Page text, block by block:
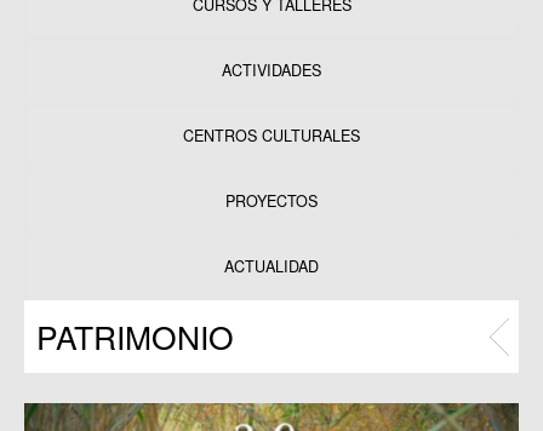
CURSOS Y TALLERES
ACTIVIDADES
CENTROS CULTURALES
PROYECTOS
Programas
ACTUALIDAD
PATRIMONIO